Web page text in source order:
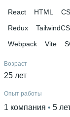
React HTML
Redux
Webpack
Vite
Возраст
25 лет
Опыт работы
1 компания 5